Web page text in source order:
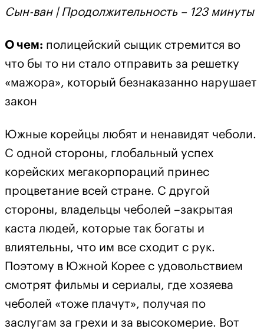
Сын-ван | Продолжительность – 123 минуты
О чем: полицейский сыщик стремится во
что бы то ни стало отправить за решетку
«мажора», который безнаказанно нарушает
закон
Южные корейцы любят и ненавидят чеболи.
С одной стороны, глобальный успех
корейских мегакорпораций принес
процветание всей стране. С другой
стороны, владельцы чеболей –закрытая
каста людей, которые так богаты и
влиятельны, что им все сходит с рук.
Поэтому в Южной Корее с удовольствием
смотрят фильмы и сериалы, где хозяева
чеболей «тоже плачут», получая по
заслугам за грехи и за высокомерие. Вот